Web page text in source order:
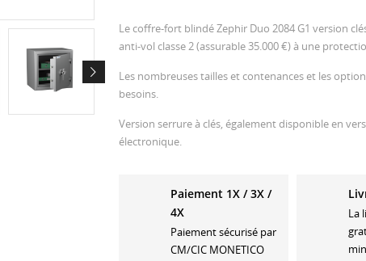
Le coffre-fort blindé Zephir Duo 2084 G1 version
anti-vol classe 2 (assurable 35.000 €) à une
Les nombreuses tailles et contenances et les
besoins.
Version serrure à clés, également disponible en
électronique.
Paiement 1X / 3X /
4X
Paiement sécurisé par
CM/CIC MONETICO
La